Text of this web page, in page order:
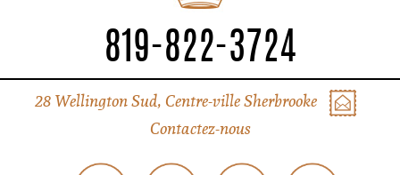
819-822-3724
28 Wellington Sud, Centre-ville Sherbrooke
Contactez-nous